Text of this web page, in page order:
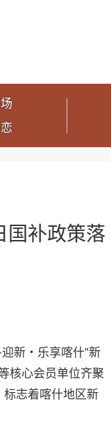
国补政策落
新・乐享喀什”新
核心会员单位齐聚
标志着喀什地区新